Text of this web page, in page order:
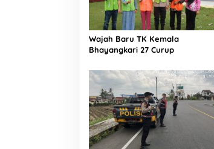
Wajah Baru TK Kemala
Bhayangkari 27 Curup